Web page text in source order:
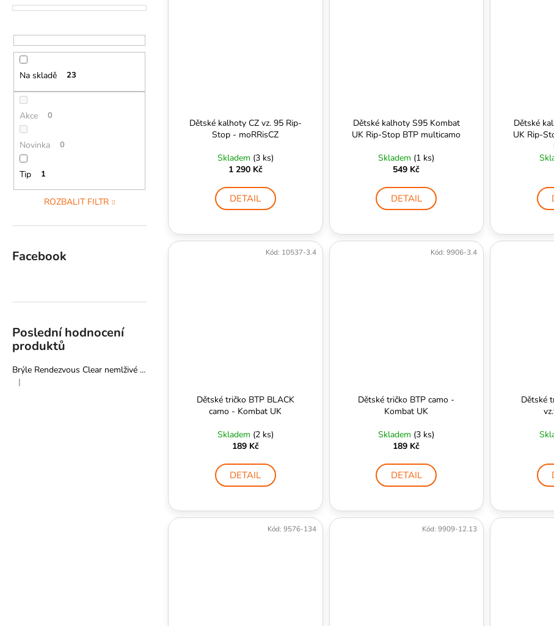
Na skladě 23
Akce 0
Novinka 0
Tip 1
ROZBALIT FILTR
Facebook
Poslední hodnocení
produktů
Brýle Rendezvous Clear nemlživé - Pyramex
Hodnocení produktu je 5 z 5 hvězdiček.
|
Dětské kalhoty CZ vz. 95 Rip-
Stop - moRRisCZ
Skladem (3 ks)
1 290 Kč
DETAIL
Dětské kalhoty S95 Kombat
UK Rip-Stop BTP multicamo
Skladem (1 ks)
549 Kč
DETAIL
Dětské
UK Rip-
Dětské tričko BTP BLACK
camo - Kombat UK
Skladem (2 ks)
189 Kč
DETAIL
Kód: 10537-3.4
Dětské tričko BTP camo -
Kombat UK
Skladem (3 ks)
189 Kč
DETAIL
Kód: 9906-3.4
Dětské
Kód: 9576-134 Kód: 9909-12.13